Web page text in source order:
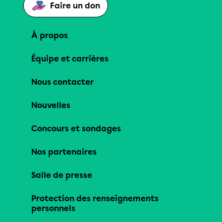
Faire un don
À propos
Équipe et carrières
Nous contacter
Nouvelles
Concours et sondages
Nos partenaires
Salle de presse
Protection des renseignements
personnels